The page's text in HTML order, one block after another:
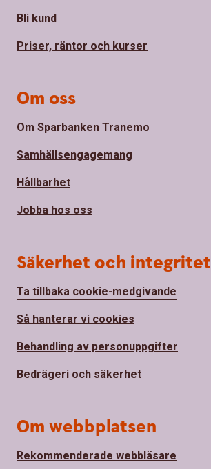
Bli kund
Priser, räntor och kurser
Om oss
Om Sparbanken Tranemo
Samhällsengagemang
Hållbarhet
Jobba hos oss
Säkerhet och integritet
Ta tillbaka cookie-medgivande
Så hanterar vi cookies
Behandling av personuppgifter
Bedrägeri och säkerhet
Om webbplatsen
Rekommenderade webbläsare